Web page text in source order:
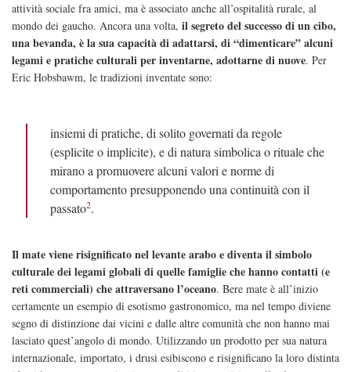
attività sociale fra amici, ma è associato anche all’ospitalità rurale, al
mondo dei gaucho. Ancora una volta, il segreto del successo di un cibo,
una bevanda, è la sua capacità di adattarsi, di “dimenticare” alcuni
legami e pratiche culturali per inventarne, adottarne di nuove. Per
Eric Hobsbawm, le tradizioni inventate sono:
insiemi di pratiche, di solito governati da regole
(esplicite o implicite), e di natura simbolica o rituale che
mirano a promuovere alcuni valori e norme di
comportamento presupponendo una continuità con il
passato2.
Il mate viene risignificato nel levante arabo e diventa il simbolo
culturale dei legami globali di quelle famiglie che hanno contatti (e
reti commerciali) che attraversano l’oceano. Bere mate è all’inizio
certamente un esempio di esotismo gastronomico, ma nel tempo diviene
segno di distinzione dai vicini e dalle altre comunità che non hanno mai
lasciato quest’angolo di mondo. Utilizzando un prodotto per sua natura
internazionale, importato, i drusi esibiscono e risignificano la loro distinta